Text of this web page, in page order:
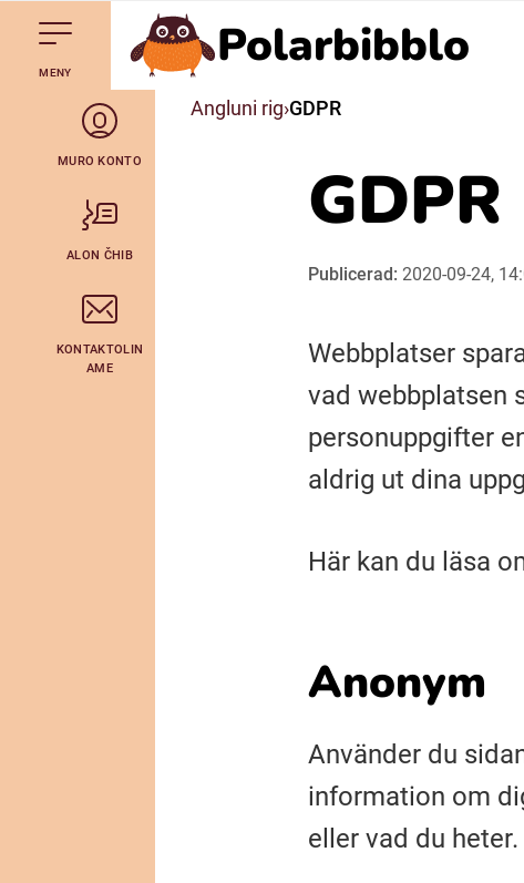
Till navigering av sidans innehåll
Till övergripande innehåll för webbplatsen
Bidumsámegiella (Pitesamiska)
Lovari (Romska)
MENY Gå till startsidanPolarbibblo
MURO KONTO
ALON ČHIB
KONTAKTOLIN
AME
Angluni rig GDPR
GDPR
Publicerad: 2020-09-24,
Webbplatser
vad webbplatsen
personuppgifter
aldrig ut dina
Här kan du läsa
Anonym
Använder du
information om
eller vad du heter.